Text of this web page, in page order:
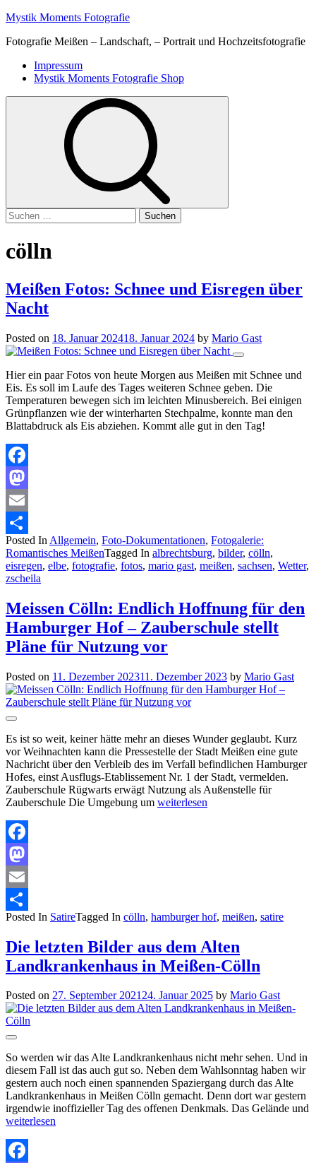
Skip
content
Mystik Moments Fotografie
Fotografie Meißen – Landschaft, – Portrait und Hochzeitsfotografie
Primary
Menu
Impressum
Mystik Moments Fotografie Shop
Suchen
nach:
cölln
Meißen Fotos: Schnee und Eisregen über
Nacht
Posted on 18. Januar 202418. Januar 2024 by Mario Gast
Hier ein paar Fotos von heute Morgen aus Meißen mit Schnee und
Eis. Es soll im Laufe des Tages weiteren Schnee geben. Die
Temperaturen bewegen sich im leichten Minusbereich. Bei einigen
Grünpflanzen wie der winterharten Stechpalme, konnte man den
Blattabdruck als Eis abziehen. Kommt alle gut in den Tag!
Facebook
Mastodon
Email
Teilen
Posted In Allgemein, Foto-Dokumentationen, Fotogalerie:
Romantisches MeißenTagged In albrechtsburg, bilder, cölln,
eisregen, elbe, fotografie, fotos, mario gast, meißen, sachsen, Wetter,
zscheila
Meissen Cölln: Endlich Hoffnung für den
Hamburger Hof – Zauberschule stellt
Pläne für Nutzung vor
Posted on 11. Dezember 202311. Dezember 2023 by Mario Gast
Es ist so weit, keiner hätte mehr an dieses Wunder geglaubt. Kurz
vor Weihnachten kann die Pressestelle der Stadt Meißen eine gute
Nachricht über den Verbleib des im Verfall befindlichen Hamburger
Hofes, einst Ausflugs-Etablissement Nr. 1 der Stadt, vermelden.
Zauberschule Rügwarts erwägt Nutzung als Außenstelle für
Zauberschule Die Umgebung um weiterlesen
Facebook
Mastodon
Email
Teilen
Posted In SatireTagged In cölln, hamburger hof, meißen, satire
Die letzten Bilder aus dem Alten
Landkrankenhaus in Meißen-Cölln
Posted on 27. September 202124. Januar 2025 by Mario Gast
So werden wir das Alte Landkrankenhaus nicht mehr sehen. Und in
diesem Fall ist das auch gut so. Neben dem Wahlsonntag haben wir
gestern auch noch einen spannenden Spaziergang durch das Alte
Landkrankenhaus in Meißen Cölln gemacht. Denn dort war gestern
irgendwie inoffizieller Tag des offenen Denkmals. Das Gelände und
weiterlesen